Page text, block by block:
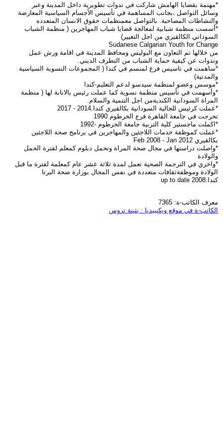
*مهتمة بقضايا الهامش شاركت في ندوات تطويرية داخل المدينة وعبر
وسائل التواصل ،بجانب المساهمة في تأسيس الأجسام السياسية المعارضة
والنشاطات المصاحبة. بالتواصل معمنظمات حقوق الانسان المتعدده
*أسست منظمة شبابية لمعالجة قضايا شباب المهاجرين ( منظمة الشباب
السوداني الكالقيري من اجل التغيير)
Sudanese Calgarian Youth for Change
من خلالها تم التعاون مع البوليس ومحافظ المدينة في اقامة ورش عمل
وندوات عن كيفية حماية الشباب من التطرف الديني.
*ساهمت في تاسيس فرع لمنسم في كندا ( المجموعات النسوية السياسية
والمدنية)
*موسس وعضو لمنظمة سيدسو لدعم التعليم-كندا
*وأسهمت في تأسيس منظمة نسوية كما عملت رئيس بالانابة لها ( منظمة
المراة السودانية الكنديةمن اجل التنمية والسلام.
*عملت كرئيس للجالية السودانية بكالقيري كندا.2014 - 2017
تخرجت في جامعة القاهرة فرع الخرطوم 1990
*اكملت ماجستير كلية التربية جامعة الخرطوم -1992
*عملت كموظفة خدمات اللاجئين والمهاجرين في برنامج صحة اللاجئين
بكالقيري Feb 2008 - Jan 2012
*واصلت دراستها في مجال صحة المراة وتحمل دبلوم كمعلم لفترة الحمل
والولادة
*واخري في الترجمة الصحية تعمل لمدة ثلاثة عشر عام كمعلمة لفترة ما قبل
الولادة وموظفةثقافات متعددة في نفس المجال بوزارة صحة البرتا
كندا.2008 up to date
معرف الكاتب-ة: 7365
الكاتب-ة في موقع ويكيبيديا : بثينة تروس